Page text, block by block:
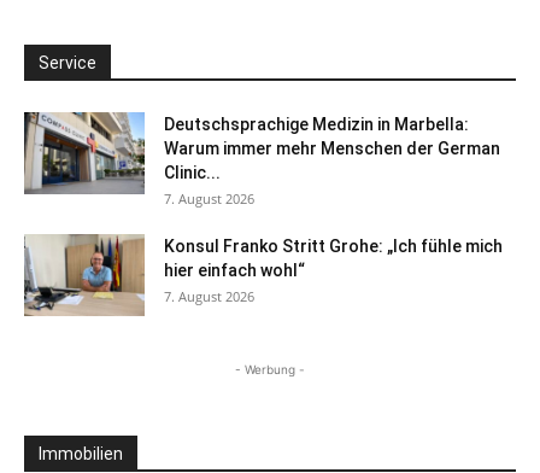
Service
Deutschsprachige Medizin in Marbella:
Warum immer mehr Menschen der German
Clinic...
7. August 2026
Konsul Franko Stritt Grohe: „Ich fühle mich
hier einfach wohl“
7. August 2026
- Werbung -
Immobilien